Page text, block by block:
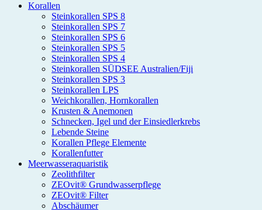
Korallen
Steinkorallen SPS 8
Steinkorallen SPS 7
Steinkorallen SPS 6
Steinkorallen SPS 5
Steinkorallen SPS 4
Steinkorallen SÜDSEE Australien/Fiji
Steinkorallen SPS 3
Steinkorallen LPS
Weichkorallen, Hornkorallen
Krusten & Anemonen
Schnecken, Igel und der Einsiedlerkrebs
Lebende Steine
Korallen Pflege Elemente
Korallenfutter
Meerwasseraquaristik
Zeolithfilter
ZEOvit® Grundwasserpflege
ZEOvit® Filter
Abschäumer